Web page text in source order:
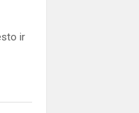
ir